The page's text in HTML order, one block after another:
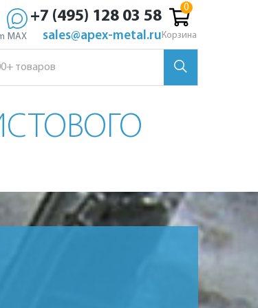
MAX
+7 (495) 128 03 58
sales@apex-metal.ru Корзина